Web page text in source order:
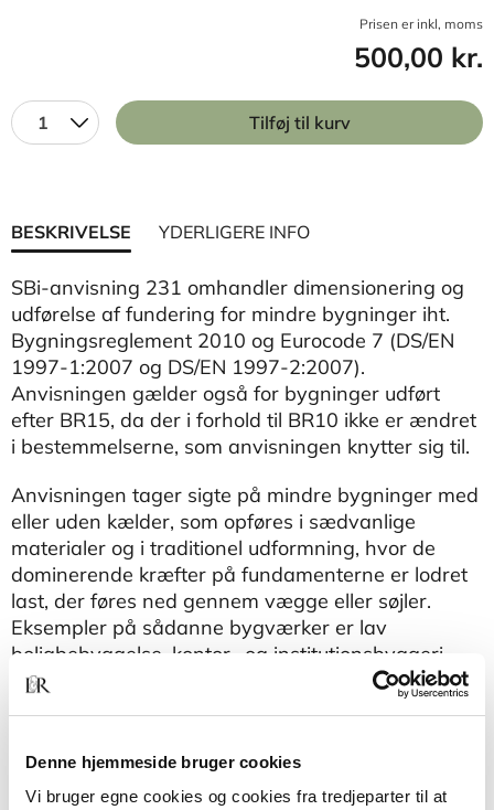
Denne hjemmeside bruger cookies
Vi bruger egne cookies og cookies fra tredjeparter til at
Prisen er inkl, moms
500,00 kr.
1 Tilføj til kurv
BESKRIVELSE YDERLIGERE INFO
SBi-anvisning 231 omhandler dimensionering og
udførelse af fundering for mindre bygninger iht.
Bygningsreglement 2010 og Eurocode 7 (DS/EN
1997-1:2007 og DS/EN 1997-2:2007).
Anvisningen gælder også for bygninger udført
efter BR15, da der i forhold til BR10 ikke er ændret
i bestemmelserne, som anvisningen knytter sig til.
Anvisningen tager sigte på mindre bygninger med
eller uden kælder, som opføres i sædvanlige
materialer og i traditionel udformning, hvor de
dominerende kræfter på fundamenterne er lodret
last, der føres ned gennem vægge eller søjler.
Eksempler på sådanne bygværker er lav
boligbebyggelse, kontor- og institutionsbyggeri
samt lettere huse og haller til industri og oplagring
m.m. Illustrationerne sigter primært mod at belyse
dækkende med hensyn til konstruktionsdetaljer,
der falder uden for det geotekniske emne.